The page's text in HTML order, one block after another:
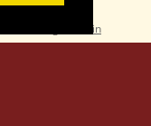
Thermengutschein